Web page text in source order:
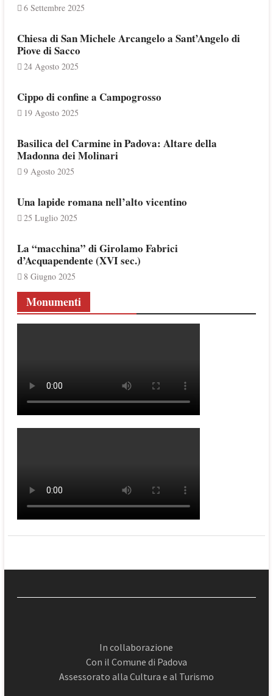
6 Settembre 2025
Chiesa di San Michele Arcangelo a Sant’Angelo di
Piove di Sacco
24 Agosto 2025
Cippo di confine a Campogrosso
19 Agosto 2025
Basilica del Carmine in Padova: Altare della
Madonna dei Molinari
9 Agosto 2025
Una lapide romana nell’alto vicentino
25 Luglio 2025
La “macchina” di Girolamo Fabrici
d’Acquapendente (XVI sec.)
8 Giugno 2025
Monumenti
In collaborazione
Con il Comune di Padova
Assessorato alla Cultura e al Turismo